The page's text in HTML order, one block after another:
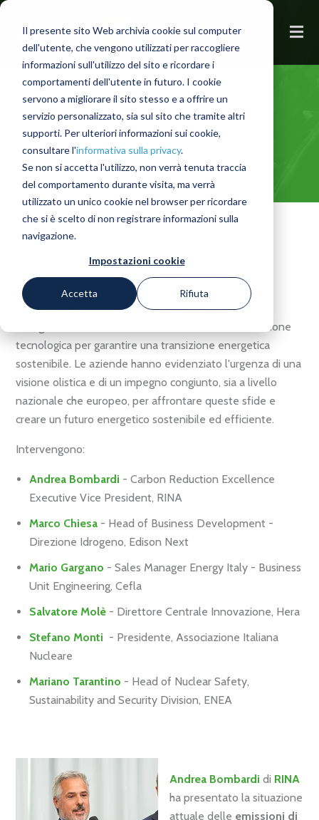
Il presente sito Web archivia cookie sul computer
dell'utente, che vengono utilizzati per raccogliere
informazioni sull'utilizzo del sito e ricordare i
comportamenti dell'utente in futuro. I cookie
servono a migliorare il sito stesso e a offrire un
servizio personalizzato, sia sul sito che tramite altri
supporti. Per ulteriori informazioni sui cookie,
consultare l'informativa sulla privacy.
Se non si accetta l'utilizzo, non verrà tenuta traccia
del comportamento durante visita, ma verrà
utilizzato un unico cookie nel browser per ricordare
che si è scelto di non registrare informazioni sulla
navigazione.
Impostazioni cookie
Accetta Rifiuta
LE NUOVE FRONTIERE
DELL'ENERGIA
complessità delle sfide energetiche, con un focus
sull'importanza delladiversificazione delle fonti
e dell'innovazione
tecnologica per garantire unatransizione energetica
sostenibile. Le aziende hanno evidenziato l'urgenza di una
visione olistica e di unimpegno congiunto, sia a livello
nazionale che europeo, per affrontare queste sfide e
creare un futuro energetico sostenibile ed efficiente.
Intervengono:
Andrea Bombardi - Carbon Reduction Excellence
Executive Vice President, RINA
Marco Chiesa - Head of Business Development -
Direzione Idrogeno, Edison Next
Mario Gargano - Sales Manager Energy Italy - Business
Unit Engineering, Cefla
Salvatore Molè - Direttore Centrale Innovazione, Hera
Stefano Monti - Presidente, Associazione Italiana
Nucleare
Mariano Tarantino - Head of Nuclear Safety,
Sustainability and Security Division, ENEA
Andrea Bombardi di RINA
ha presentato la situazione
attuale delle emissioni di